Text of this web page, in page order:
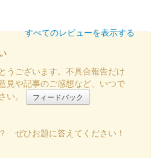
印 諏訪原寛幸コラボ限定 御城印
松城） 御城印 諏訪原寛
すべてのレビューを表示する
うございます。不具合報告だけ
見や記事のご感想など、いつで
い。
フィードバック
ぜひお題に答えてください！